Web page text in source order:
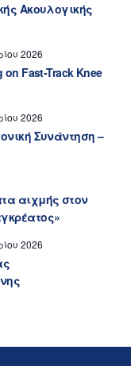
Ακουλογικής
2026
on Fast-Track Knee
2026
Συνάντηση –
αιχμής στον
2026